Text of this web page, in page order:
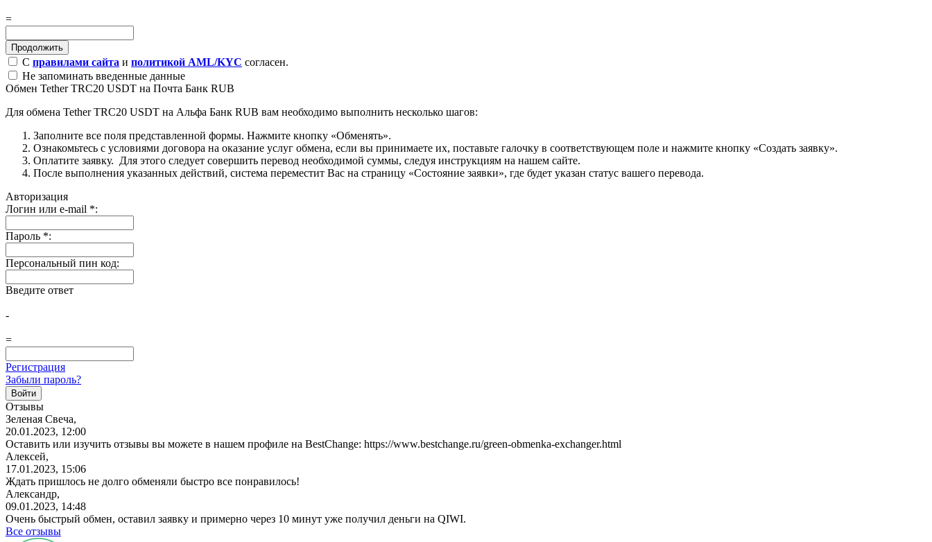
=
С правилами сайта и политикой AML/KYC согласен.
Не запоминать введенные данные
Обмен Tether TRC20 USDT на Почта Банк RUB
Для обмена Tether TRC20 USDT на Альфа Банк RUB вам необходимо выполнить несколько шагов:
Заполните все поля представленной формы. Нажмите кнопку «Обменять».
Ознакомьтесь с условиями договора на оказание услуг обмена, если вы принимаете их, поставьте галочку в соответствующем поле и нажмите кнопку «Создать заявку».
Оплатите заявку. Для этого следует совершить перевод необходимой суммы, следуя инструкциям на нашем сайте.
После выполнения указанных действий, система переместит Вас на страницу «Состояние заявки», где будет указан статус вашего перевода.
Авторизация
Логин или e-mail *:
Пароль *:
Персональный пин код:
Введите ответ
-
=
Регистрация
Забыли пароль?
Отзывы
Зеленая Свеча,
20.01.2023, 12:00
Оставить или изучить отзывы вы можете в нашем профиле на BestChange: https://www.bestchange.ru/green-obmenka-exchanger.html
Алексей,
17.01.2023, 15:06
Ждать пришлось не долго обменяли быстро все понравилось!
Александр,
09.01.2023, 14:48
Очень быстрый обмен, оставил заявку и примерно через 10 минут уже получил деньги на QIWI.
Все отзывы